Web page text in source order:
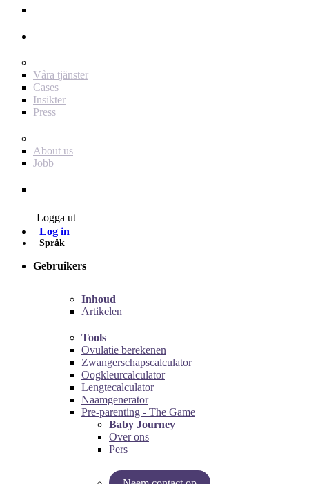
Våra tjänster
Cases
Insikter
Press
About us
Jobb
Logga ut
Log in
Språk
Gebruikers
Inhoud
Artikelen
Tools
Ovulatie berekenen
Zwangerschapscalculator
Oogkleurcalculator
Lengtecalculator
Naamgenerator
Pre-parenting - The Game
Baby Journey
Over ons
Pers